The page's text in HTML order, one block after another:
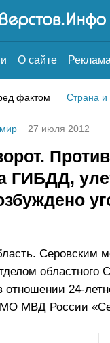
О сайте Реклама
фактом Страна
27 июля 2012
Против
ГИБДД,
Серовским
областного
отношении 24-
МВД России